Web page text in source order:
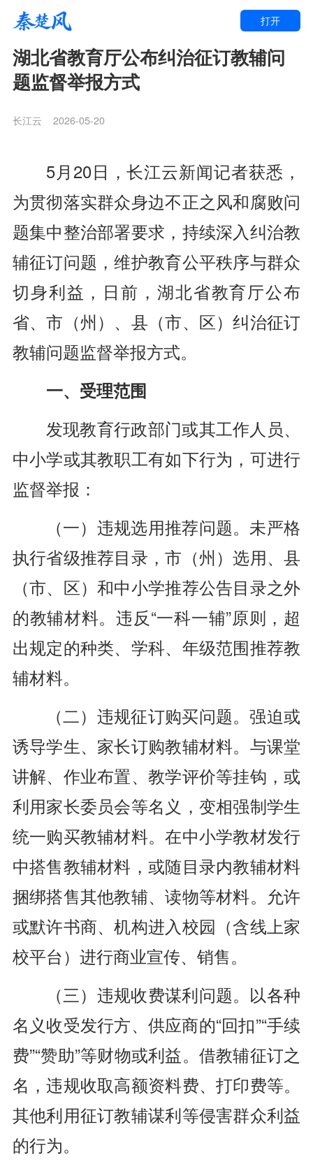
打开
湖北省教育厅公布纠治征订教辅问
题监督举报方式
长江云 2026-05-20
5月20日，长江云新闻记者获悉，
为贯彻落实群众身边不正之风和腐败问
题集中整治部署要求，持续深入纠治教
辅征订问题，维护教育公平秩序与群众
切身利益，日前，湖北省教育厅公布
省、市（州）、县（市、区）纠治征订
教辅问题监督举报方式。
一、受理范围
发现教育行政部门或其工作人员、
中小学或其教职工有如下行为，可进行
监督举报：
（一）违规选用推荐问题。未严格
执行省级推荐目录，市（州）选用、县
（市、区）和中小学推荐公告目录之外
的教辅材料。违反“一科一辅”原则，超
出规定的种类、学科、年级范围推荐教
辅材料。
（二）违规征订购买问题。强迫或
诱导学生、家长订购教辅材料。与课堂
讲解、作业布置、教学评价等挂钩，或
利用家长委员会等名义，变相强制学生
统一购买教辅材料。在中小学教材发行
中搭售教辅材料，或随目录内教辅材料
捆绑搭售其他教辅、读物等材料。允许
或默许书商、机构进入校园（含线上家
校平台）进行商业宣传、销售。
（三）违规收费谋利问题。以各种
名义收受发行方、供应商的“回扣”“手续
费”“赞助”等财物或利益。借教辅征订之
名，违规收取高额资料费、打印费等。
其他利用征订教辅谋利等侵害群众利益
的行为。